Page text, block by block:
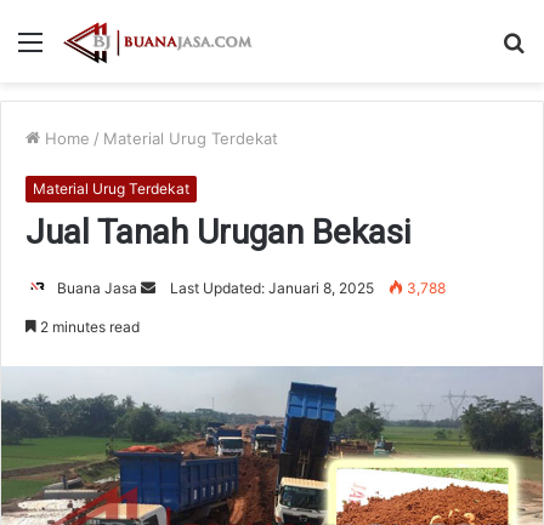
Menu
Home / Material Urug Terdekat
Material Urug Terdekat
Jual Tanah Urugan Bekasi
Buana Jasa
SendLast Updated: Januari 8, 2025 3,788
2 minutes read